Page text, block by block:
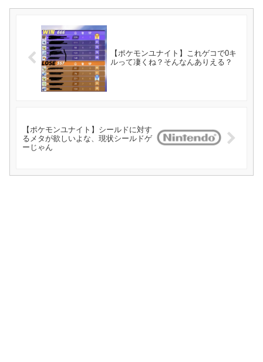
【ポケモンユナイト】これゲコで0キ
ルって凄くね？そんなんありえる？
【ポケモンユナイト】シールドに対す
るメタが欲しいよな、現状シールドゲ
ーじゃん